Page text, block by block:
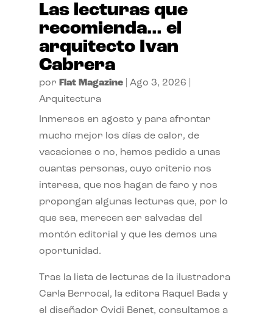
Las lecturas que
recomienda… el
arquitecto Ivan
Cabrera
por Flat Magazine| Ago 3, 2026
Arquitectura
Inmersos en agosto y para afrontar
mucho mejor los días de calor, de
vacaciones o no, hemos pedido a unas
cuantas personas, cuyo criterio nos
interesa, que nos hagan de faro y nos
propongan algunas lecturas que, por lo
que sea, merecen ser salvadas del
montón editorial y que les demos una
oportunidad.
Tras la lista de lecturas de la ilustradora
Carla Berrocal, la editora Raquel Bada y
el diseñador Ovidi Benet, consultamos a